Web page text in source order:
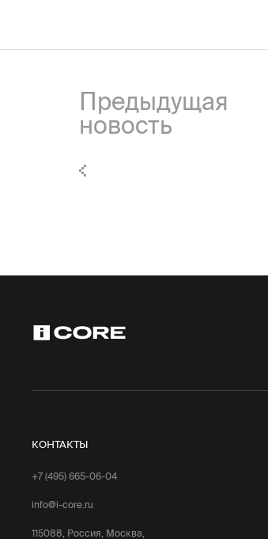
Предыдущая
новость
КОНТАКТЫ
+7 (495) 665-06-04
info@i-core.ru
115088, Россия, Москва,